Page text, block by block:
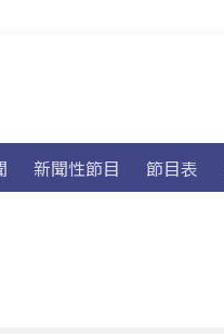
新聞性節目 節目表